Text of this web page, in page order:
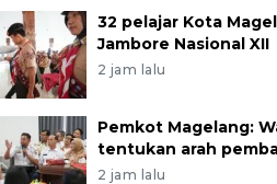
32 pelajar Kota
Jambore Nasional XII
2 jam lalu
Pemkot Magelang:
tentukan arah
2 jam lalu